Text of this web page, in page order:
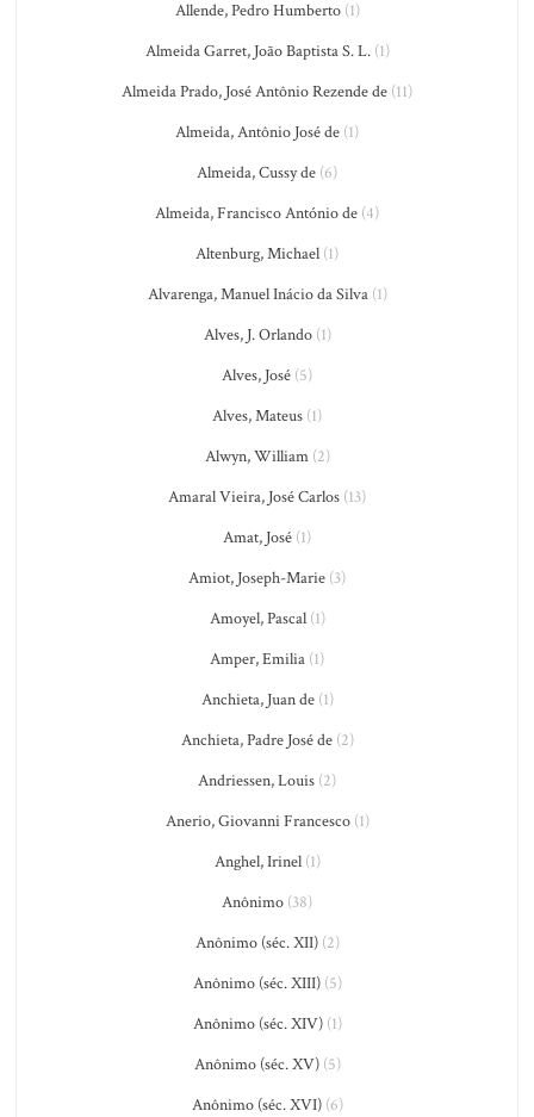
Allende, Pedro Humberto(1)
Almeida Garret, João Baptista S. L.(1)
Almeida Prado, José Antônio Rezende de (11)
Almeida, Antônio José de (1)
Almeida, Cussy de (6)
Almeida, Francisco António de (4)
Altenburg, Michael (1)
Alvarenga, Manuel Inácio da Silva(1)
Alves, J. Orlando(1)
Alves, José (5)
Alves, Mateus (1)
Alwyn, William(2)
Amaral Vieira, José Carlos (13)
Amat, José (1)
Amiot, Joseph-Marie (3)
Amoyel, Pascal(1)
Amper, Emilia (1)
Anchieta, Juan de(1)
Anchieta, Padre José de(2)
Andriessen, Louis (2)
Anerio, Giovanni Francesco(1)
Anghel, Irinel(1)
Anônimo (38)
Anônimo (séc. XII)(2)
Anônimo (séc. XIII)(5)
Anônimo (séc. XIV)(1)
Anônimo (séc. XV)(5)
Anônimo (séc. XVI)(6)